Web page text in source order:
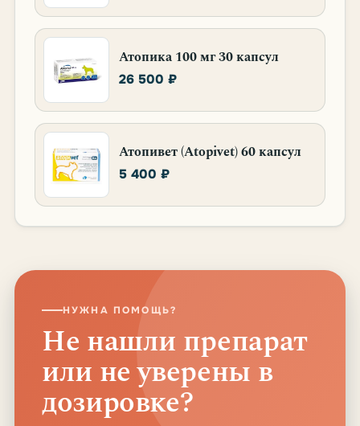
Атопика 100 мг 30 капсул
26 500 ₽
Атопивет (Atopivet) 60 капсул
5 400 ₽
НУЖНА ПОМОЩЬ?
Не нашли препарат
или не уверены в
дозировке?